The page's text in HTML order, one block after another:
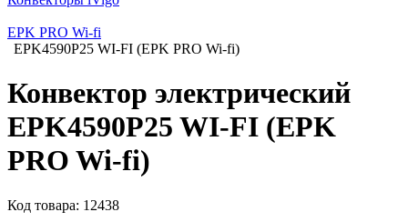
EPK PRO Wi-fi
EPK4590P25 WI-FI (EPK PRO Wi-fi)
Конвектор электрический
EPK4590P25 WI-FI (EPK
PRO Wi-fi)
Код товара: 12438